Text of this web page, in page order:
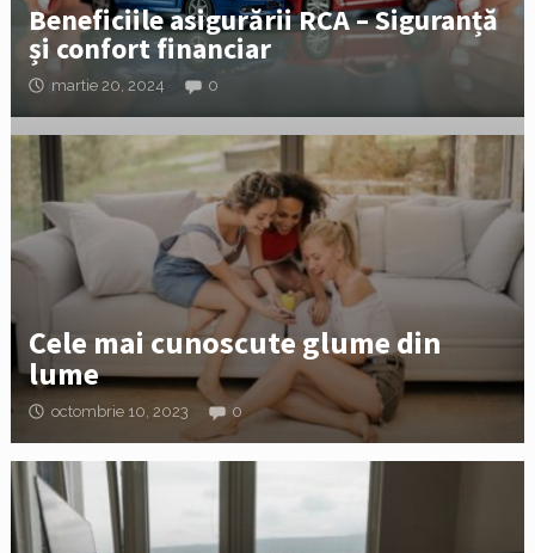
Beneficiile asigurării RCA – Siguranță
și confort financiar
martie 20, 2024 0
Cele mai cunoscute glume din
lume
octombrie 10, 2023 0